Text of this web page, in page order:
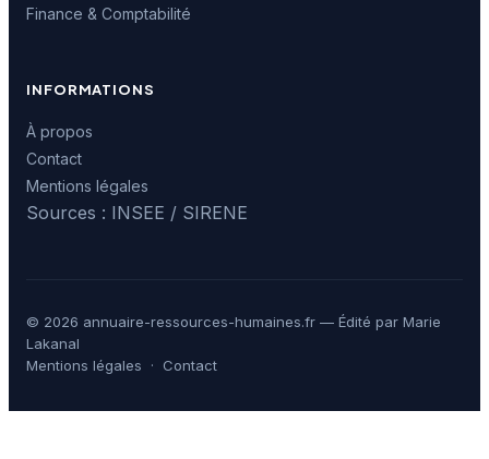
Finance & Comptabilité
INFORMATIONS
À propos
Contact
Mentions légales
Sources : INSEE / SIRENE
© 2026 annuaire-ressources-humaines.fr — Édité par Marie
Lakanal
Mentions légales · Contact